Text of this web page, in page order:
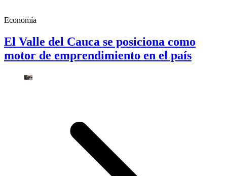
Economía
El Valle del Cauca se posiciona como
motor de emprendimiento en el país